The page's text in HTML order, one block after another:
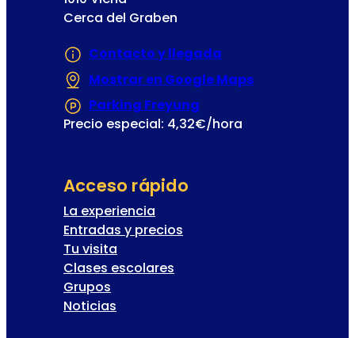
Cerca del Graben
Contacto y llegada
Mostrar en Google Maps
Parking Freyung
Precio especial: 4,32€/hora
Acceso rápido
La experiencia
Entradas y precios
Tu visita
Clases escolares
Grupos
Noticias